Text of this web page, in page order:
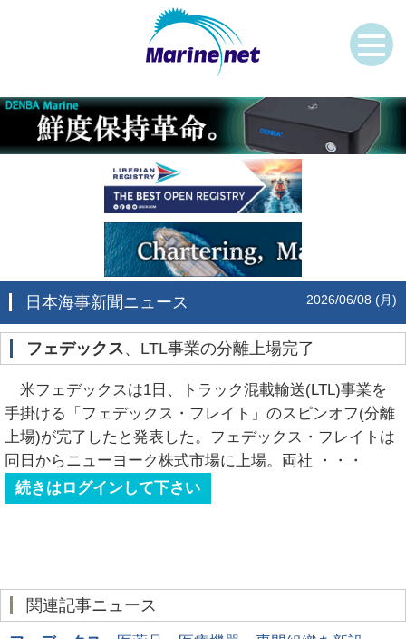
日本海事新聞ニュース 2026/06/08 (月)
フェデックス、LTL事業の分離上場完了
米フェデックスは1日、トラック混載輸送(LTL)事業を
手掛ける「フェデックス・フレイト」のスピンオフ(分離
上場)が完了したと発表した。フェデックス・フレイトは
同日からニューヨーク株式市場に上場。両社
・・・
続きはログインして下さい
関連記事ニュース